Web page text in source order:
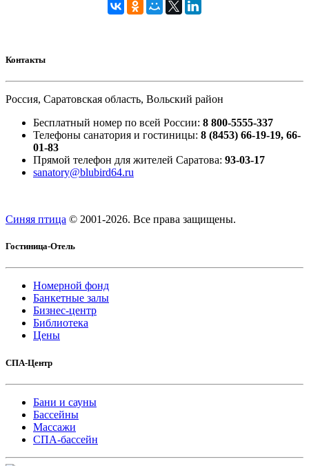
Контакты
Россия, Саратовская область, Вольский район
Бесплатный номер по всей России: 8 800-5555-337
Телефоны санатория и гостиницы: 8 (8453) 66-19-19, 66-
01-83
Прямой телефон для жителей Саратова: 93-03-17
sanatory@blubird64.ru
Синяя птица © 2001-2026. Все права защищены.
Гостиница-Отель
Номерной фонд
Банкетные залы
Бизнес-центр
Библиотека
Цены
СПА-Центр
Бани и сауны
Бассейны
Массажи
СПА-бассейн